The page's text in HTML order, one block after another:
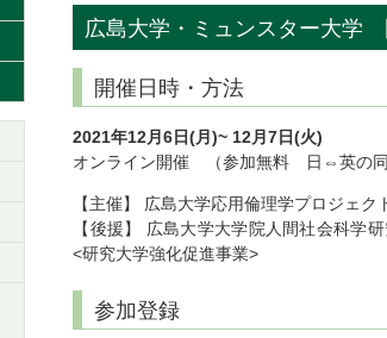
広島大学・ミュンスター大学
開催日時・方法
2021年12月6日(月)~ 12月7日(火)
オンライン開催 （参加無料 日⇔英の同
【主催】 広島大学応用倫理学プロジェク
【後援】 広島大学大学院人間社会科学
<研究大学強化促進事業>
参加登録